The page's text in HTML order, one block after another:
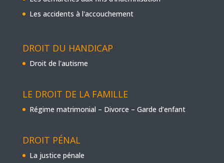
Les accidents à l'accouchement
DROIT DU HANDICAP
Droit de l'autisme
LE DROIT DE LA FAMILLE
Régime matrimonial – Divorce – Garde d’enfant
DROIT PÉNAL
La justice pénale